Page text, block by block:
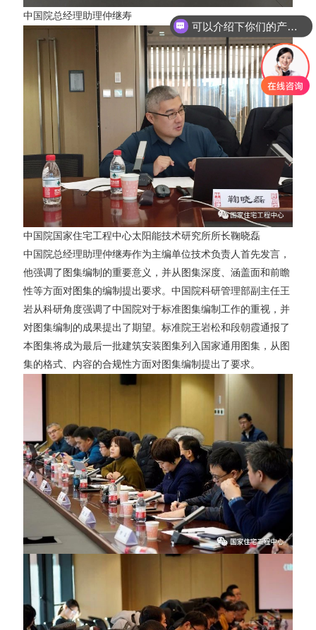
中国院总经理助理仲继寿
中国院国家住宅工程中心太阳能技术研究所所长鞠晓磊
中国院总经理助理仲继寿作为主编单位技术负责人首先发言，
他强调了图集编制的重要意义，并从图集深度、涵盖面和前瞻
性等方面对图集的编制提出要求。中国院科研管理部副主任王
岩从科研角度强调了中国院对于标准图集编制工作的重视，并
对图集编制的成果提出了期望。标准院王岩松和段朝霞通报了
本图集将成为最后一批建筑安装图集列入国家通用图集，从图
集的格式、内容的合规性方面对图集编制提出了要求。
可以介绍下你们的产品么